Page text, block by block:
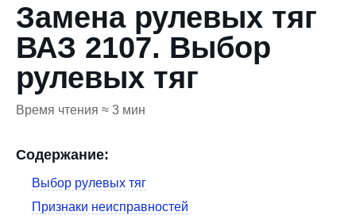
Замена рулевых тяг
ВАЗ 2107. Выбор
рулевых тяг
Время чтения ≈ 3 мин
Содержание:
Выбор рулевых тяг
Признаки неисправностей